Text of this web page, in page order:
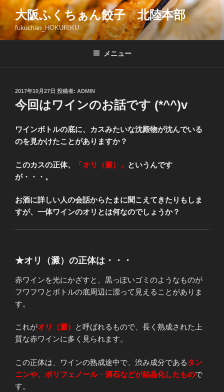
コ
テ
ン
大阪ふくちぁん餃子 北陸本部
fukuchan_HOKURIKU
メニュー
投
稿
日:
2017年10月27日 投稿者: ADMIN
今回はワインのお話です (*^^)v
ワインボトルの底に、カスみたいな沈殿物が沈んでいる
のを見かけたことがありますか？
このカスの正体、 「オリ（澱）」 というんです
が・・・。
お酒に詳しい人の会話からたまに聞こえてきたりもしま
すが、一体ワインのオリとは何なのでしょうか？
★オリ（澱）の正体は・・・
赤ワインを光にかざすと、黒っぽいゴミのようなものが
フワフワとボトルの底周辺に漂って見えることがありま
す。
これがオリ（澱）
と呼ばれるもので、長く熟成された上
質な赤ワインに多く見られます。
この正体は、ワインの熟成途中で、渋み成分であるタン
ニンや、ポリフェノール・酒石などが結晶化したもので
す。